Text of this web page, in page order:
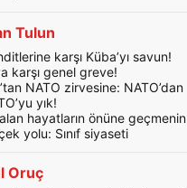
Tulun
karşı Küba’yı savun!
karşı genel greve!
NATO zirvesine: NATO’dan
yık!
hayatların önüne geçmenin
yolu: Sınıf siyaseti
Oruç